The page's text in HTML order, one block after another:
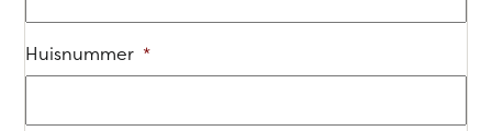
Huisnummer *